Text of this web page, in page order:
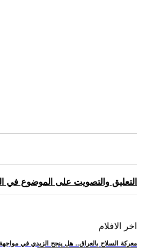
التعليق والتصويت على الموضوع في
اخر الافلام
.. معركة السلاح بالعراق.. هل ينجح الزيدي في